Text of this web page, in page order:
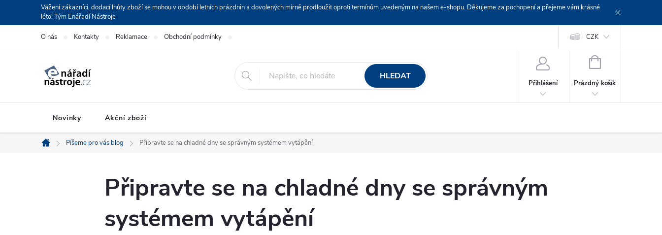
Vážení zákazníci, dodací lhůty zboží se mohou v období letních prázdnin a dovolených mírně prodloužit oproti termínům uvedeným na našem e-shopu. Děkujeme za pochopení a přejeme vám krásné
léto! Tým Enářadí Nástroje
O nás Kontakty Reklamace Obchodní podmínky Platba GoPay +420 603 319382
CZK
HLEDAT
Přihlášení
NÁKUPNÍ
Prázdný košík
Novinky Akční zboží
Domů
Píšeme pro vás blog Připravte se na chladné dny se správným systémem vytápění
Připravte se na chladné dny se správným
systémem vytápění